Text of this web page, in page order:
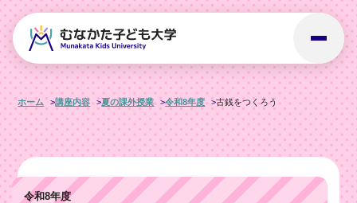
ホーム 講座内容 夏の課外授業 令和8年度 古銭をつくろう
令和8年度